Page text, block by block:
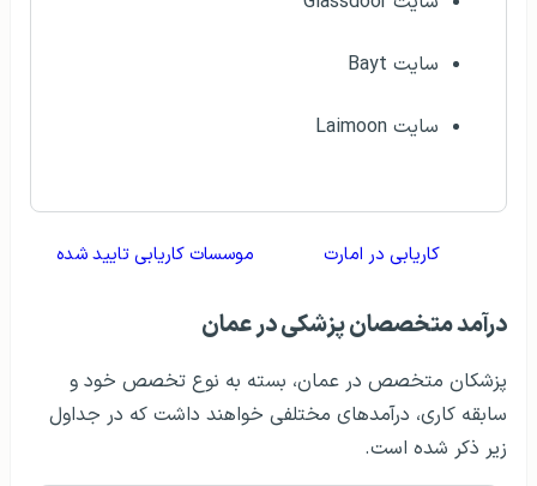
سایت Bayt
سایت Laimoon
کاریابی در امارت موسسات کاریابی تایید شده
درآمد متخصصان پزشکی در عمان
پزشکان متخصص در عمان، بسته به نوع تخصص خود و
سابقه کاری، درآمدهای مختلفی خواهند داشت که در جداول
زیر ذکر شده است.